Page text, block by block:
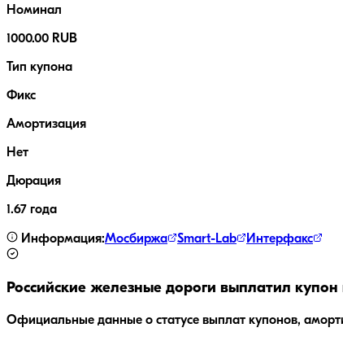
Номинал
1000.00 RUB
Тип купона
Фикс
Амортизация
Нет
Дюрация
1.67 года
Информация:Мосбиржа Smart-Lab Интерфакс
Российские железные дороги выплатил купон
Официальные данные о статусе выплат купонов,